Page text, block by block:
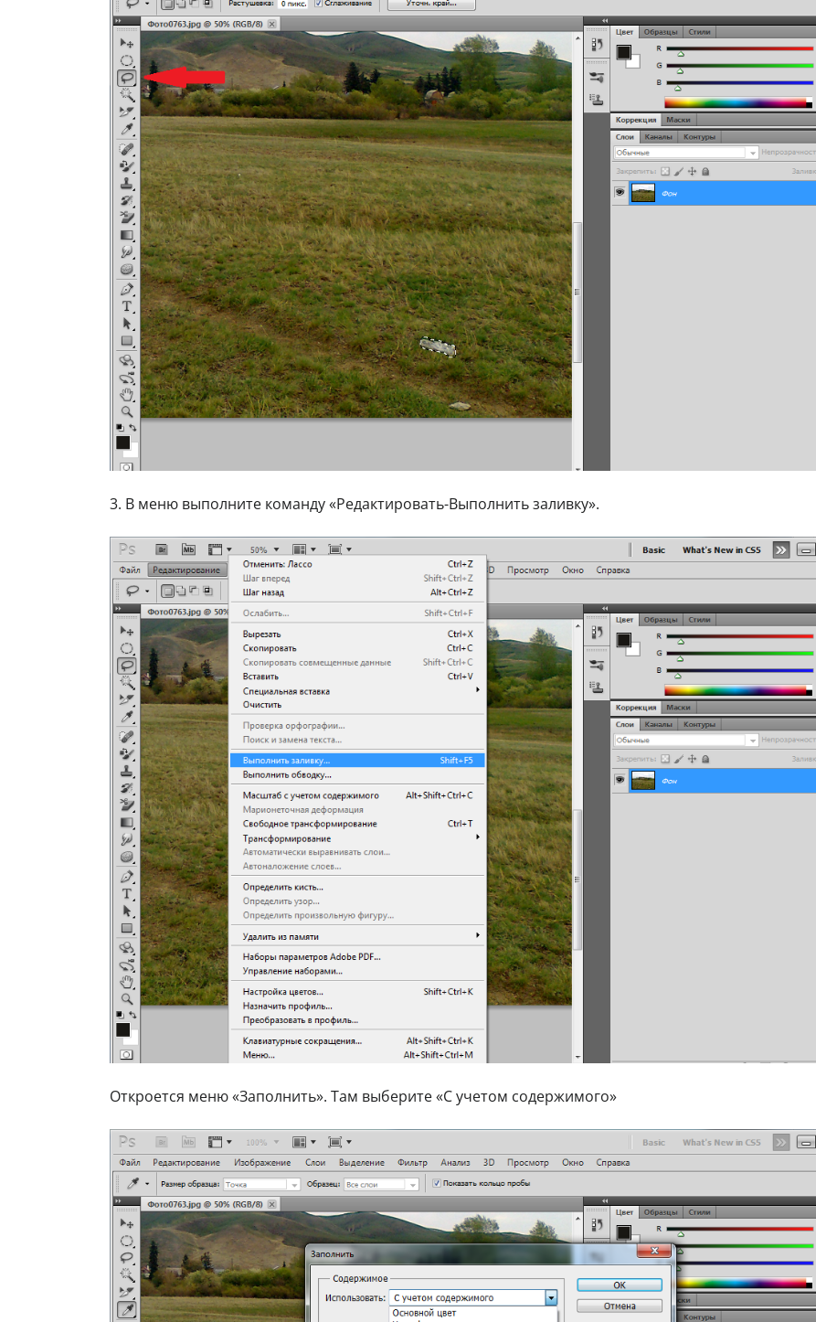
3. В меню выполните команду «Редактировать-Выполнить заливку».
Откроется меню «Заполнить». Там выберите «С учетом содержимого»